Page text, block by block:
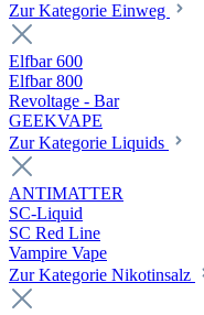
Zur Kategorie Einweg
Elfbar 600
Elfbar 800
Revoltage - Bar
GEEKVAPE
Zur Kategorie Liquids
ANTIMATTER
SC-Liquid
SC Red Line
Vampire Vape
Zur Kategorie Nikotinsalz